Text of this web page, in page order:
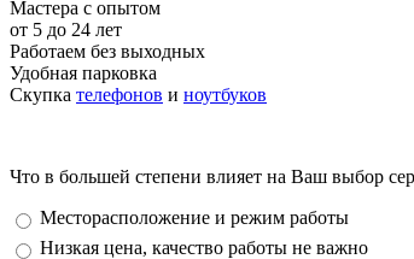
Мастера с опытом
от 5 до 24 лет
Работаем без выходных
Удобная парковка
Скупка телефонов и ноутбуков
Что в большей степени влияет на Ваш выбор
Варианты
Месторасположение и режим работы
Низкая цена, качество работы не важно